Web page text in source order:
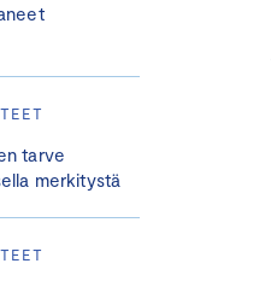
tarve
merkitystä